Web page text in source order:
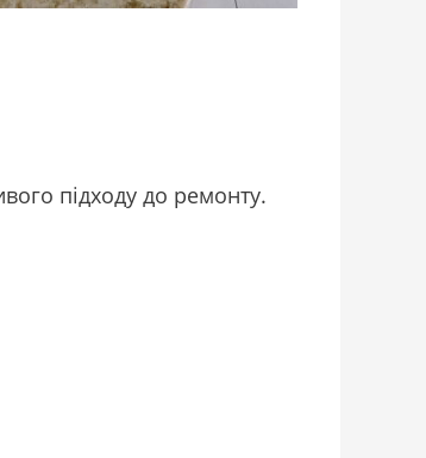
підходу до ремонту.